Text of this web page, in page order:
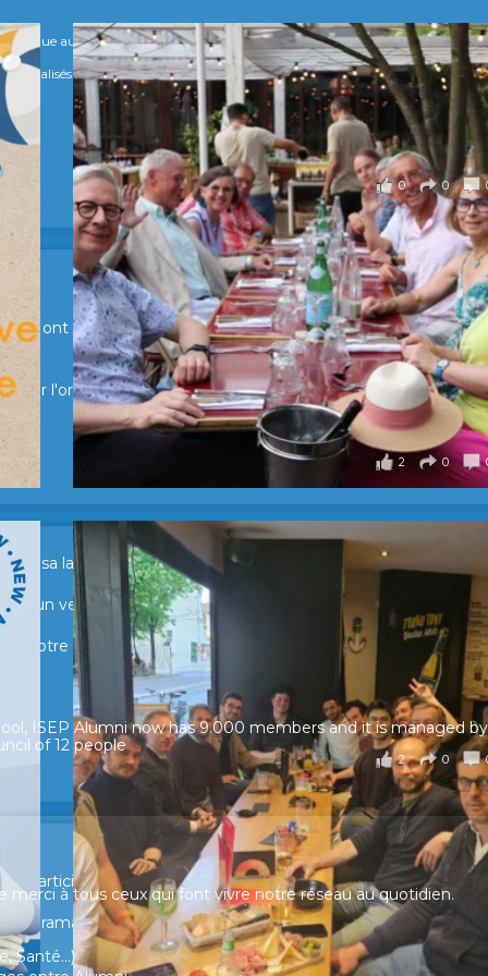
au service de l'humain !
Spécialisés, qui allient excellence technologique et valeurs humaines, au cœur
0 0
ont partagé un moment convivial de retrouvailles et
pour l'organisation !
2 0
sa lancée ! 🚀🚀
d’un verre pour échanger, partager leurs expériences et
notre réseau.
2 0
participer et faire entendre votre voix !
complet de la situation socio-professionnelle des
ISEP Alumni now has 9.000 members and it is managed
of 12 people
à tous ceux qui font vivre notre réseau au quotidien.
Santé...)